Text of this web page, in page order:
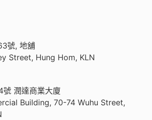
號, 地舖
Street, Hung Hom, KLN
潤達商業大廈
Building, 70-74 Wuhu Street,